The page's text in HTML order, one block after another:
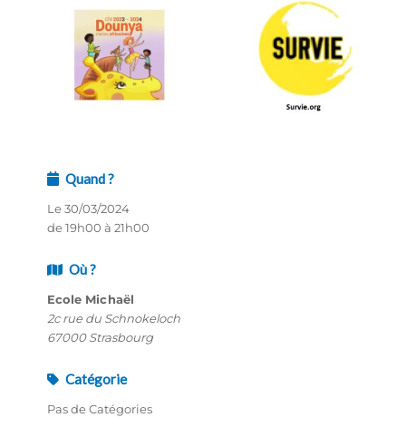
Quand ?
Le 30/03/2024
de 19h00 à 21h00
Où ?
Ecole Michaël
2c rue du Schnokeloch
67000 Strasbourg
Catégorie
Pas de Catégories